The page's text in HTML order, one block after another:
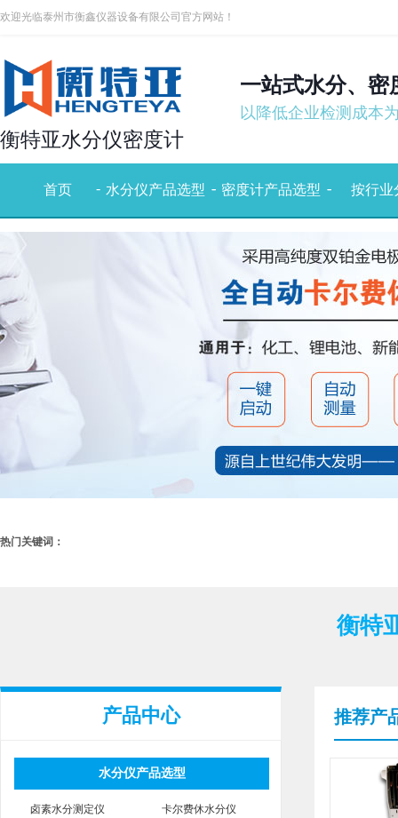
欢迎光临泰州市衡鑫仪器设备有限公司官方网站！
衡特亚水分仪密度计
一站式水分、密
以降低企业检测成本
首页 - 水分仪产品选型 -
- 密度计产品选型 -
- 按行业
热门关键词：
衡特
产品中心
水分仪产品选型
卤素水分测定仪 卡尔费休水分仪
推荐产